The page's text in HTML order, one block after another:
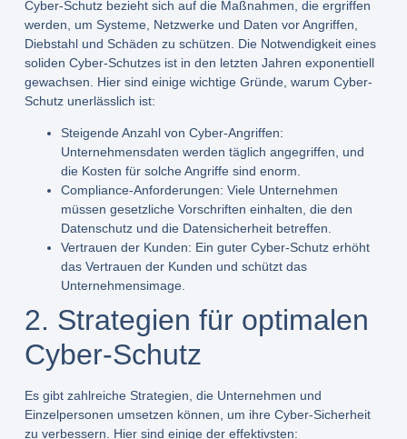
Cyber-Schutz bezieht sich auf die Maßnahmen, die ergriffen
werden, um Systeme, Netzwerke und Daten vor Angriffen,
Diebstahl und Schäden zu schützen. Die Notwendigkeit eines
soliden Cyber-Schutzes ist in den letzten Jahren exponentiell
gewachsen. Hier sind einige wichtige Gründe, warum Cyber-
Schutz unerlässlich ist:
Steigende Anzahl von Cyber-Angriffen:
Unternehmensdaten werden täglich angegriffen, und
die Kosten für solche Angriffe sind enorm.
Compliance-Anforderungen: Viele Unternehmen
müssen gesetzliche Vorschriften einhalten, die den
Datenschutz und die Datensicherheit betreffen.
Vertrauen der Kunden: Ein guter Cyber-Schutz erhöht
das Vertrauen der Kunden und schützt das
Unternehmensimage.
2. Strategien für optimalen
Cyber-Schutz
Es gibt zahlreiche Strategien, die Unternehmen und
Einzelpersonen umsetzen können, um ihre Cyber-Sicherheit
zu verbessern. Hier sind einige der effektivsten: